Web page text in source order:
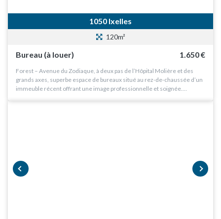
1050 Ixelles
120m²
Bureau (à louer) 1.650 €
Forest – Avenue du Zodiaque, à deux pas de l’Hôpital Molière et des
grands axes, superbe espace de bureaux situé au rez-de-chaussée d’un
immeuble récent offrant une image professionnelle et soignée.…